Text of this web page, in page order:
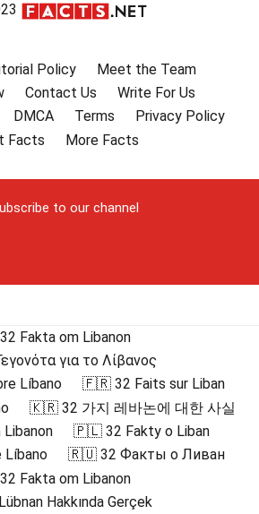
Policy
Meet the Team
Contact Us
Write For Us
DMCA Terms
Privacy Policy
Facts
More Facts
to our channel
Fakta om Libanon
για το Λίβανος
Líbano
🇫🇷 32 Faits sur Liban
🇰🇷 32 가지 레바논에 대한 사실
🇵🇱 32 Fakty o Liban
🇷🇺 32 Факты о Ливан
Fakta om Libanon
Hakkında Gerçek